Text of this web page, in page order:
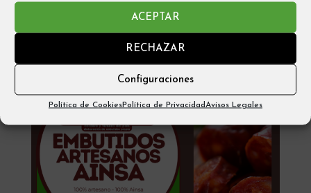
ACEPTAR
RECHAZAR
Configuraciones
Política de CookiesPolítica de PrivacidadAvisos Legales
Añadir al carrito